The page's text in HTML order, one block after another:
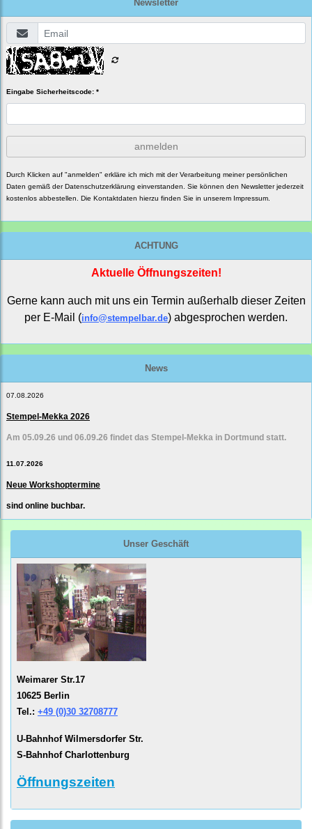
Newsletter
Eingabe Sicherheitscode: *
anmelden
Durch Klicken auf "anmelden" erkläre ich mich mit der Verarbeitung meiner persönlichen
Daten gemäß der Datenschutzerklärung einverstanden. Sie können den Newsletter jederzeit
kostenlos abbestellen. Die Kontaktdaten hierzu finden Sie in unserem Impressum.
ACHTUNG
Aktuelle Öffnungszeiten!
Gerne kann auch mit uns ein Termin außerhalb dieser Zeiten
per E-Mail (info@stempelbar.de) abgesprochen werden.
News
07.08.2026
Stempel-Mekka 2026
Am 05.09.26 und 06.09.26 findet das Stempel-Mekka in Dortmund statt.
11.07.2026
Neue Workshoptermine
sind online buchbar.
Unser Geschäft
Weimarer Str.17
10625 Berlin
Tel.: +49 (0)30 32708777
U-Bahnhof Wilmersdorfer Str.
S-Bahnhof Charlottenburg
Öffnungszeiten